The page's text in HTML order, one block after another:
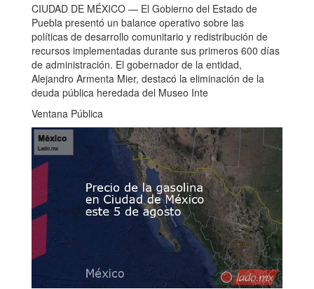
CIUDAD DE MÉXICO — El Gobierno del Estado de
Puebla presentó un balance operativo sobre las
políticas de desarrollo comunitario y redistribución de
recursos implementadas durante sus primeros 600 días
de administración. El gobernador de la entidad,
Alejandro Armenta Mier, destacó la eliminación de la
deuda pública heredada del Museo Inte
Ventana Pública